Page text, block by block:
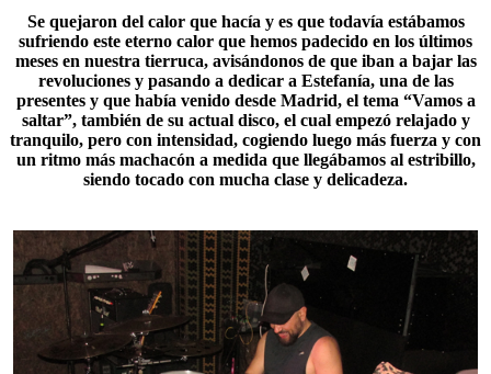
Se quejaron del calor que hacía y es que todavía estábamos
sufriendo este eterno calor que hemos padecido en los últimos
meses en nuestra tierruca, avisándonos de que iban a bajar las
revoluciones y pasando a dedicar a Estefanía, una de las
presentes y que había venido desde Madrid, el tema “Vamos a
saltar”, también de su actual disco, el cual empezó relajado y
tranquilo, pero con intensidad, cogiendo luego más fuerza y con
un ritmo más machacón a medida que llegábamos al estribillo,
siendo tocado con mucha clase y delicadeza.